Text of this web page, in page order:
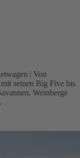
| Von
seinen Big Five bis
Weinberge